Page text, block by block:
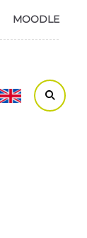
MOODLE